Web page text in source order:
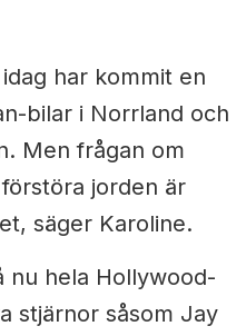
har kommit en
bilar i Norrland och
Men frågan om
jorden är
säger Karoline.
nu hela Hollywood-
stjärnor såsom Jay